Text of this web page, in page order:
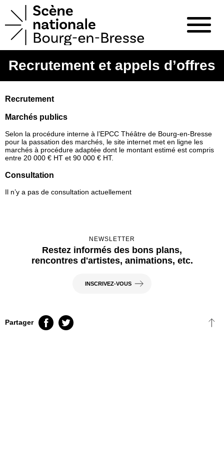
Recrutement et appels d’offres
Recrutement
Marchés publics
Selon la procédure interne à l’EPCC Théâtre de Bourg-en-Bresse
pour la passation des marchés, le site internet met en ligne les
marchés à procédure adaptée dont le montant estimé est compris
entre 20 000 € HT et 90 000 € HT.
Consultation
Il n’y a pas de consultation actuellement
NEWSLETTER
Restez informés des bons plans,
rencontres d'artistes, animations, etc.
INSCRIVEZ-VOUS
Partager